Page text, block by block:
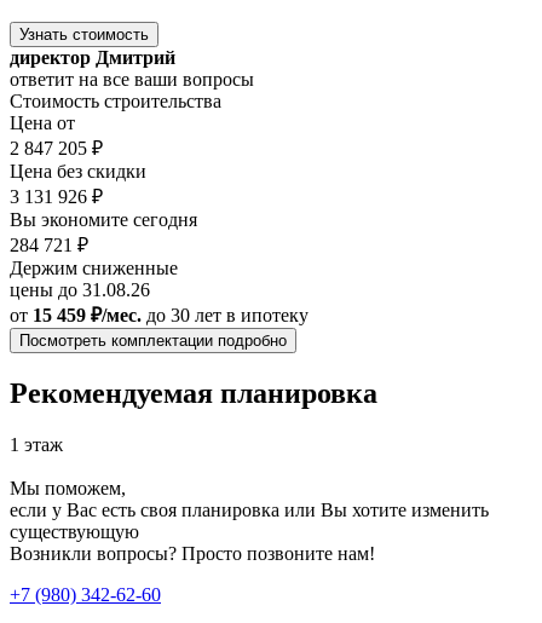
Узнать стоимость
директор Дмитрий
ответит на все ваши вопросы
Стоимость строительства
Цена от
2 847 205 ₽
Цена без скидки
3 131 926 ₽
Вы экономите сегодня
284 721 ₽
Держим сниженные
цены до 31.08.26
от 15 459 ₽/мес. до 30 лет в ипотеку
Посмотреть комплектации подробно
Рекомендуемая планировка
1 этаж
Мы поможем,
если у Вас есть своя планировка или Вы хотите изменить
существующую
Возникли вопросы? Просто позвоните нам!
+7 (980) 342-62-60